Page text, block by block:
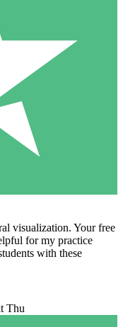
visualization. Your free
for my practice
with these
Thu